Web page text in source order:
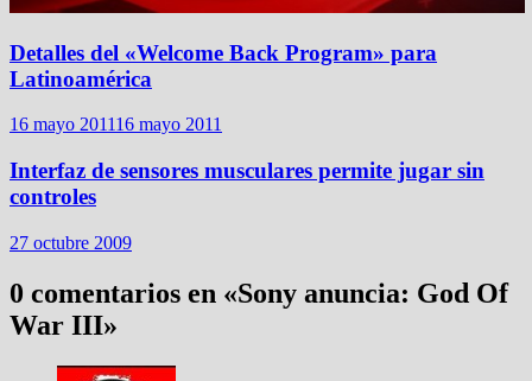
Detalles del «Welcome Back Program» para
Latinoamérica
16 mayo 201116 mayo 2011
Interfaz de sensores musculares permite jugar sin
controles
27 octubre 2009
0 comentarios en «Sony anuncia: God Of
War III»